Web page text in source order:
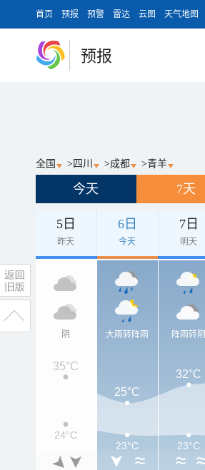
首页 预报 预警 雷达 云图 天气地图
预报
全国 > 四川 >成都 >青羊
今天 7天
5日
昨天
6日
今天
7日
明天
阴 大雨转阵雨 阵雨转阴
35°C
25°C
32°C
24°C
23°C
23°C